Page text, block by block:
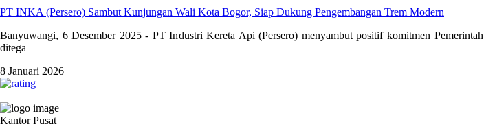
PT INKA (Persero) Sambut Kunjungan Wali Kota Bogor, Siap Dukung Pengembangan Trem Modern
Banyuwangi, 6 Desember 2025 - PT Industri Kereta Api (Persero) menyambut positif komitmen
ditega
8 Januari 2026
Kantor Pusat